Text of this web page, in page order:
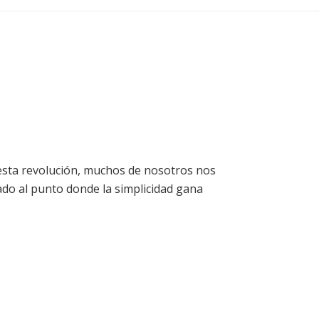
revolución, muchos de nosotros nos
al punto donde la simplicidad gana